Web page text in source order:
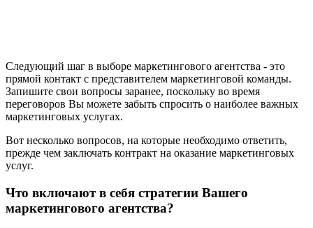
Следующий шаг в выборе маркетингового агентства - это
прямой контакт с представителем маркетинговой команды.
Запишите свои вопросы заранее, поскольку во время
переговоров Вы можете забыть спросить о наиболее важных
маркетинговых услугах.
Вот несколько вопросов, на которые необходимо ответить,
прежде чем заключать контракт на оказание маркетинговых
услуг.
Что включают в себя стратегии Вашего
маркетингового агентства?